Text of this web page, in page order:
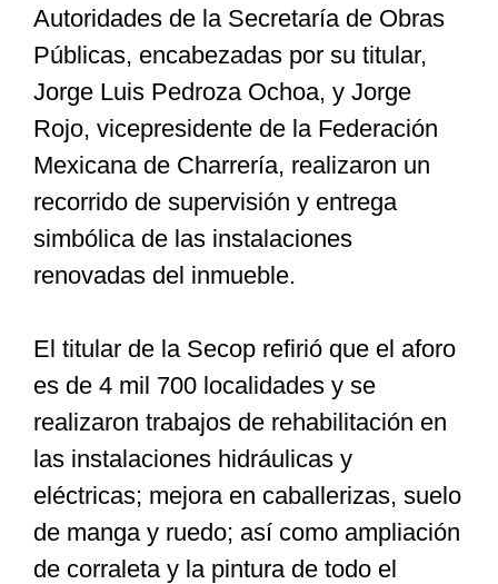
Nosotros
Autoridades de la Secretaría de Obras
Públicas, encabezadas por su titular,
Jorge Luis Pedroza Ochoa, y Jorge
Rojo, vicepresidente de la Federación
Mexicana de Charrería, realizaron un
recorrido de supervisión y entrega
simbólica de las instalaciones
renovadas del inmueble.
El titular de la Secop refirió que el aforo
es de 4 mil 700 localidades y se
realizaron trabajos de rehabilitación en
las instalaciones hidráulicas y
eléctricas; mejora en caballerizas, suelo
de manga y ruedo; así como ampliación
de corraleta y la pintura de todo el